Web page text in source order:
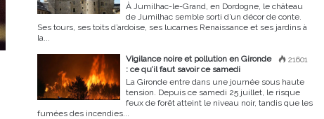
À Jumilhac-le-Grand, en Dordogne, le château
de Jumilhac semble sorti d’un décor de conte.
Ses tours, ses toits d’ardoise, ses lucarnes Renaissance et ses jardins à
la...
21601
Vigilance noire et pollution en Gironde
: ce qu’il faut savoir ce samedi
La Gironde entre dans une journée sous haute
tension. Depuis ce samedi 25 juillet, le risque
feux de forêt atteint le niveau noir, tandis que les
fumées des incendies...